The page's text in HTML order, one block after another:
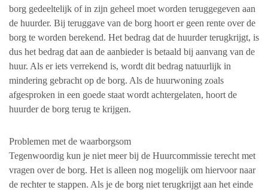
borg gedeeltelijk of in zijn geheel moet worden teruggegeven aan
de huurder. Bij teruggave van de borg hoort er geen rente over de
borg te worden berekend. Het bedrag dat de huurder terugkrijgt, is
dus het bedrag dat aan de aanbieder is betaald bij aanvang van de
huur. Als er iets verrekend is, wordt dit bedrag natuurlijk in
mindering gebracht op de borg. Als de huurwoning zoals
afgesproken in een goede staat wordt achtergelaten, hoort de
huurder de borg terug te krijgen.
Problemen met de waarborgsom
Tegenwoordig kun je niet meer bij de Huurcommissie terecht met
vragen over de borg. Het is alleen nog mogelijk om hiervoor naar
de rechter te stappen. Als je de borg niet terugkrijgt aan het einde